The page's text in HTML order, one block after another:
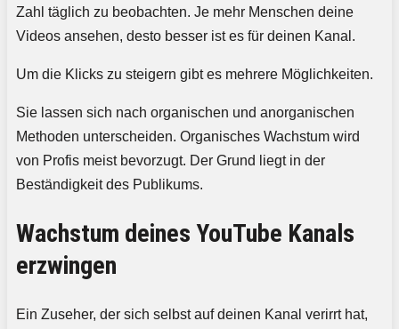
Zahl täglich zu beobachten. Je mehr Menschen deine
Videos ansehen, desto besser ist es für deinen Kanal.
Um die Klicks zu steigern gibt es mehrere Möglichkeiten.
Sie lassen sich nach organischen und anorganischen
Methoden unterscheiden. Organisches Wachstum wird
von Profis meist bevorzugt. Der Grund liegt in der
Beständigkeit des Publikums.
Wachstum deines YouTube Kanals
erzwingen
Ein Zuseher, der sich selbst auf deinen Kanal verirrt hat,